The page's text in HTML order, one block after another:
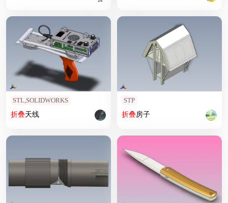
STL,SOLIDWORKS
折叠天线
STP
折叠房子